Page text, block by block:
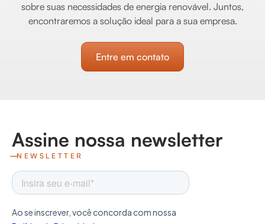
sobre suas necessidades de energia renovável. Juntos,
encontraremos a solução ideal para a sua empresa.
Entre em contato
Assine nossa newsletter
NEWSLETTER